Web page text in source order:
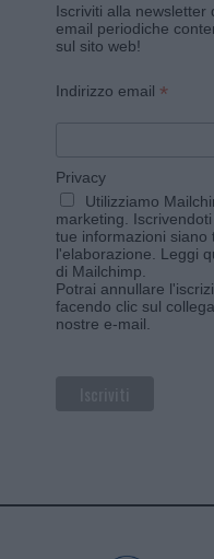
Iscriviti alla newsletter
email periodiche
sul sito web!
Indirizzo email *
Privacy
Utilizziamo
marketing.
tue informazioni siano
l'elaborazione. Leggi
di Mailchimp.
Potrai annullare
facendo clic sul
nostre e-mail.